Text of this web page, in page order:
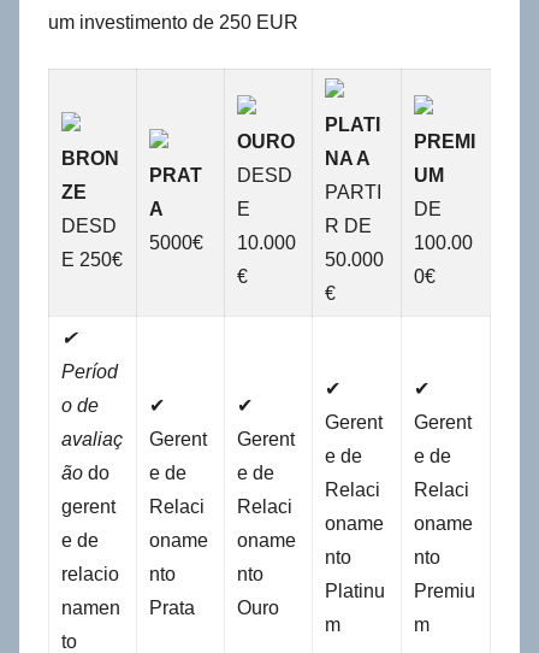
um investimento de 250 EUR
BRON
ZE
DESD
E 250€
PRAT
A
5000€
OURO
DESD
E
10.000
€
PLATI
NA A
PARTI
R DE
50.000
€
PREMI
UM
DE
100.00
0€
✔
Períod
o de
avaliaç
ãodo
gerent
e de
relacio
namen
to
✔
Gerent
e de
Relaci
oname
nto
Prata
✔
Gerent
e de
Relaci
oname
nto
Ouro
✔
Gerent
e de
Relaci
oname
nto
Platinu
m
✔
Gerent
e de
Relaci
oname
nto
Premiu
m